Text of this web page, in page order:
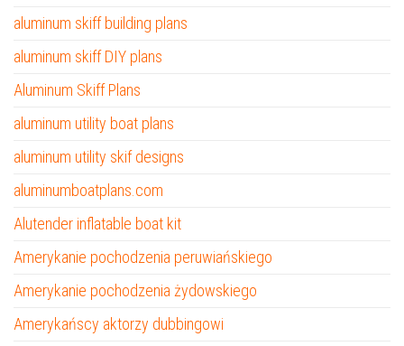
aluminum skiff building plans
aluminum skiff DIY plans
Aluminum Skiff Plans
aluminum utility boat plans
aluminum utility skif designs
aluminumboatplans.com
Alutender inflatable boat kit
Amerykanie pochodzenia peruwiańskiego
Amerykanie pochodzenia żydowskiego
Amerykańscy aktorzy dubbingowi